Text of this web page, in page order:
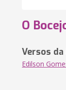
O
Versos
Edilson